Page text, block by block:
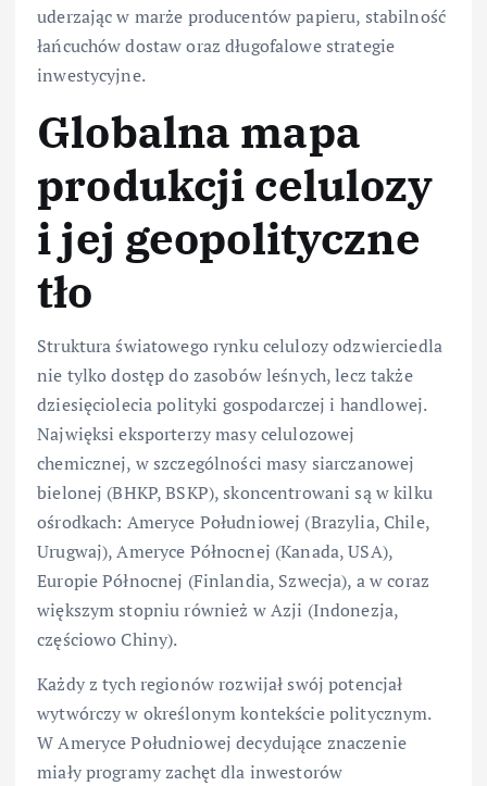
uderzając w marże producentów papieru, stabilność
łańcuchów dostaw oraz długofalowe strategie
inwestycyjne.
Globalna mapa
produkcji celulozy
i jej geopolityczne
tło
Struktura światowego rynku celulozy odzwierciedla
nie tylko dostęp do zasobów leśnych, lecz także
dziesięciolecia polityki gospodarczej i handlowej.
Najwięksi eksporterzy masy celulozowej
chemicznej, w szczególności masy siarczanowej
bielonej (BHKP, BSKP), skoncentrowani są w kilku
ośrodkach: Ameryce Południowej (Brazylia, Chile,
Urugwaj), Ameryce Północnej (Kanada, USA),
Europie Północnej (Finlandia, Szwecja), a w coraz
większym stopniu również w Azji (Indonezja,
częściowo Chiny).
Każdy z tych regionów rozwijał swój potencjał
wytwórczy w określonym kontekście politycznym.
W Ameryce Południowej decydujące znaczenie
miały programy zachęt dla inwestorów